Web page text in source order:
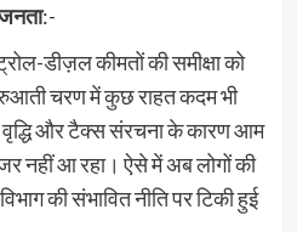
:-
डीज़ल कीमतों की समीक्षा को
चरण में कुछ राहत कदम भी
वृद्धि और टैक्स संरचना के कारण आम
नहीं आ रहा। ऐसे में अब लोगों की
की संभावित नीति पर टिकी हुई